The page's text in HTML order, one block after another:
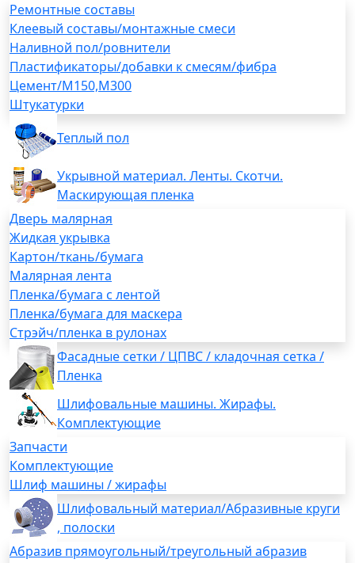
Ремонтные составы
Клеевый составы/монтажные смеси
Наливной пол/ровнители
Пластификаторы/добавки к смесям/фибра
Цемент/М150,М300
Штукатурки
Теплый пол
Укрывной материал. Ленты. Скотчи.
Маскирующая пленка
Дверь малярная
Жидкая укрывка
Картон/ткань/бумага
Малярная лента
Пленка/бумага с лентой
Пленка/бумага для маскера
Стрэйч/пленка в рулонах
Фасадные сетки / ЦПВС / кладочная сетка /
Пленка
Шлифовальные машины. Жирафы.
Комплектующие
Запчасти
Комплектующие
Шлиф машины / жирафы
Шлифовальный материал/Абразивные круги
, полоски
Абразив прямоугольный/треугольный абразив